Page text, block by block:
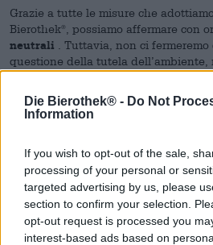
Die Bierothek® - Do Not
Information
If you wish to opt-out of the sale,
processing of your personal or
targeted advertising by us, please
section to confirm your selection.
opt-out request is processed you
interest-based ads based on
Grazie a tutte le misure che
Bierothek® , possiamo affermare con
neutrali . Tuttavia, non ci
questione della tutela dell’ambiente,
risparmiare ancora più rifiuti e gas
BIOLOGICO
ÖKO-VO. Siamo un rivenditore
controllo BIO: DE-BY-006-49501-H)
controllo biologico Bio DE-Öko006.